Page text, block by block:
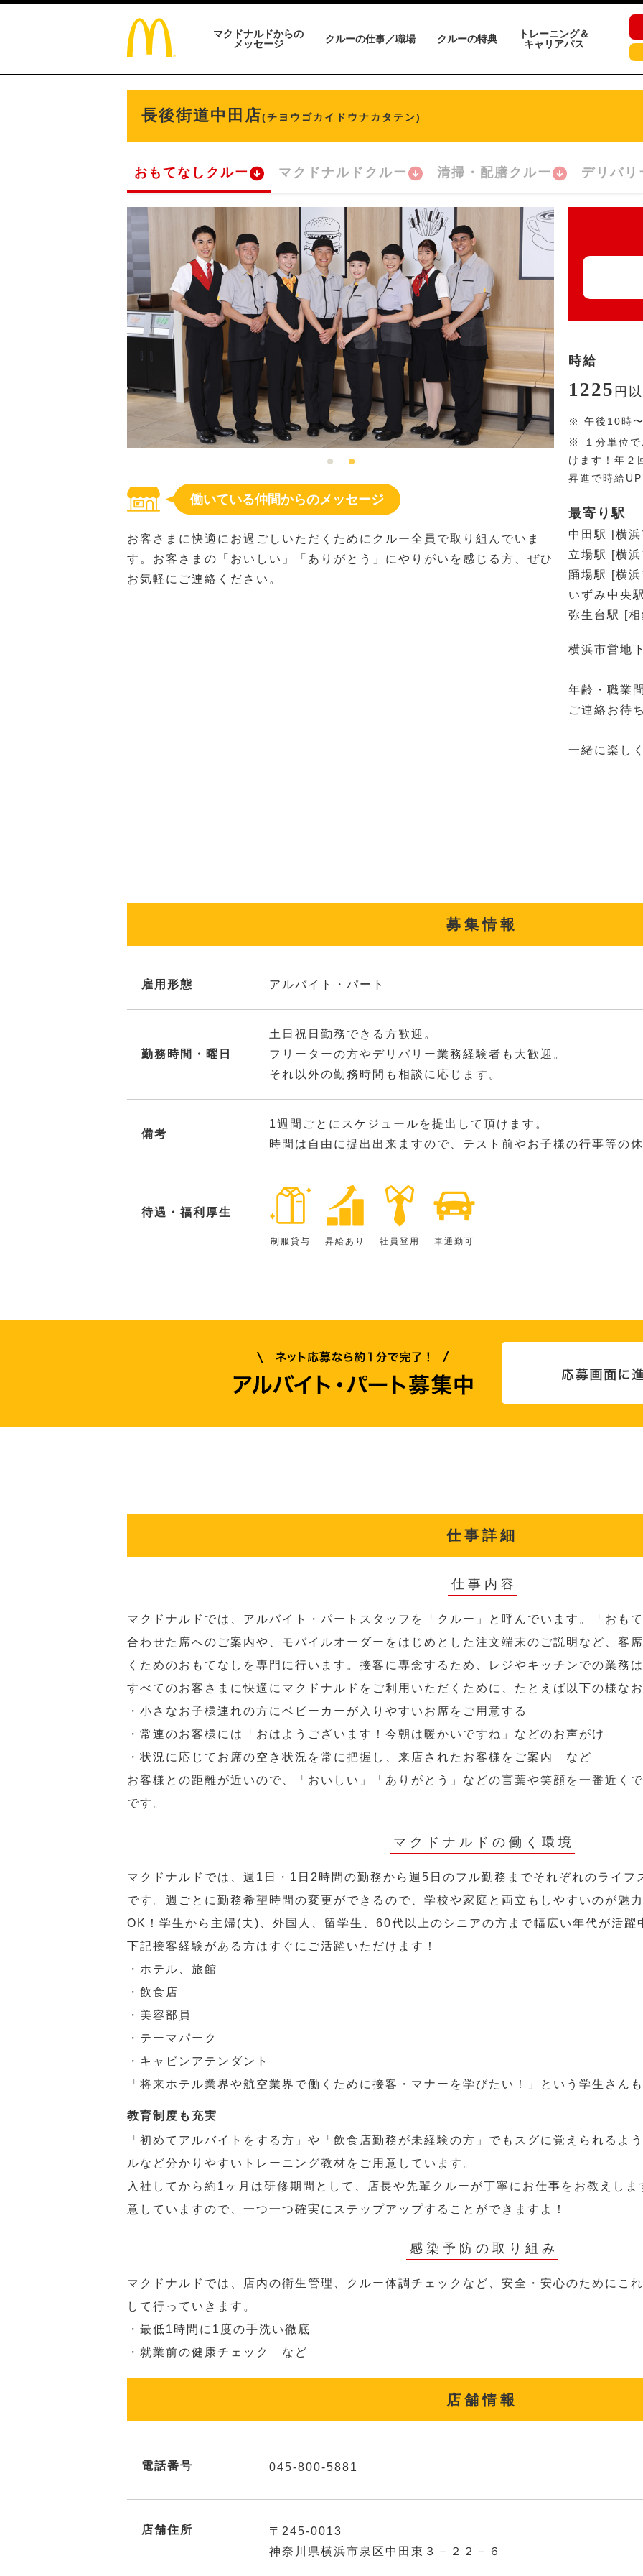
マクドナルドからの
メッセージ
クルーの仕事／職場 クルーの特典
トレーニング＆
キャリアパス
長後街道中田店(チヨウゴカイドウナカタテン)
おもてなしクルー マクドナルドクルー 清掃・配膳クルー デリバリ
働いている仲間からのメッセージ
お客さまに快適にお過ごしいただくためにクルー全員で取り組んでいま
す。お客さまの「おいしい」「ありがとう」にやりがいを感じる方、ぜひ
お気軽にご連絡ください。
時給
1225 円
※ 午後10時
※
１分単位
けます！年２
昇進で時給UP
最寄り駅
中田駅 [横
立場駅 [横
踊場駅 [横
いずみ中央
弥生台駅 [
横浜市営地
年齢・職業
ご連絡お待
一緒に楽し
募集情報
雇用形態 アルバイト・パート
勤務時間・曜日
土日祝日勤務できる方歓迎。
フリーターの方やデリバリー業務経験者も大歓迎。
それ以外の勤務時間も相談に応じます。
備考
1週間ごとにスケジュールを提出して頂けます。
時間は自由に提出出来ますので、テスト前やお子様の行事等の
待遇・福利厚生
制服貸与 昇給あり 社員登用 車通勤可
仕事詳細
仕事内容
マクドナルドでは、アルバイト・パートスタッフを「クルー」と呼んでいます。「おも
合わせた席へのご案内や、モバイルオーダーをはじめとした注文端末のご説明など、客
くためのおもてなしを専門に行います。接客に専念するため、レジやキッチンでの業務は
すべてのお客さまに快適にマクドナルドをご利用いただくために、たとえば以下の様な
・小さなお子様連れの方にベビーカーが入りやすいお席をご用意する
・常連のお客様には「おはようございます！今朝は暖かいですね」などのお声がけ
・状況に応じてお席の空き状況を常に把握し、来店されたお客様をご案内 など
お客様との距離が近いので、「おいしい」「ありがとう」などの言葉や笑顔を一番近く
です。
マクドナルドの働く環境
マクドナルドでは、週1日・1日2時間の勤務から週5日のフル勤務までそれぞれのライフ
です。週ごとに勤務希望時間の変更ができるので、学校や家庭と両立もしやすいのが魅
OK！学生から主婦(夫)、外国人、留学生、60代以上のシニアの方まで幅広い年代が活躍
下記接客経験がある方はすぐにご活躍いただけます！
・ホテル、旅館
・飲食店
・美容部員
・テーマパーク
・キャビンアテンダント
「将来ホテル業界や航空業界で働くために接客・マナーを学びたい！」という学生さんも
教育制度も充実
「初めてアルバイトをする方」や「飲食店勤務が未経験の方」でもスグに覚えられるよ
ルなど分かりやすいトレーニング教材をご用意しています。
入社してから約1ヶ月は研修期間として、店長や先輩クルーが丁寧にお仕事をお教えし
意していますので、一つ一つ確実にステップアップすることができますよ！
感染予防の取り組み
マクドナルドでは、店内の衛生管理、クルー体調チェックなど、安全・安心のためにこ
して行っていきます。
・最低1時間に1度の手洗い徹底
・就業前の健康チェック など
店舗情報
電話番号 045-800-5881
店舗住所
〒245-0013
神奈川県横浜市泉区中田東３－２２－６